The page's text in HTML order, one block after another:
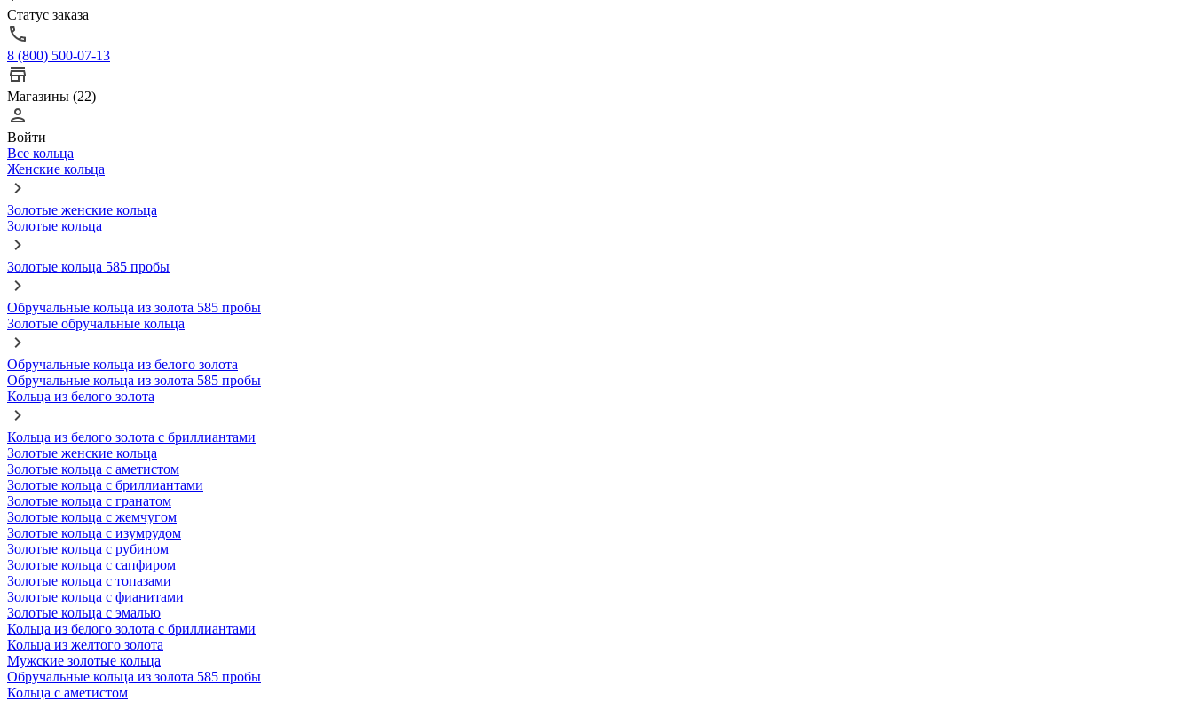
Статус заказа
8 (800) 500-07-13
Магазины (22)
Войти
Все кольца
Женские кольца
Золотые женские кольца
Золотые кольца
Золотые кольца 585 пробы
Обручальные кольца из золота 585 пробы
Золотые обручальные кольца
Обручальные кольца из белого золота
Обручальные кольца из золота 585 пробы
Кольца из белого золота
Кольца из белого золота с бриллиантами
Золотые женские кольца
Золотые кольца с аметистом
Золотые кольца с бриллиантами
Золотые кольца с гранатом
Золотые кольца с жемчугом
Золотые кольца с изумрудом
Золотые кольца с рубином
Золотые кольца с сапфиром
Золотые кольца с топазами
Золотые кольца с фианитами
Золотые кольца с эмалью
Кольца из белого золота с бриллиантами
Кольца из желтого золота
Мужские золотые кольца
Обручальные кольца из золота 585 пробы
Кольца с аметистом